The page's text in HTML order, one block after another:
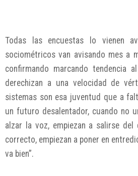
Todas las encuestas lo vienen
sociométricos van avisando mes a
confirmando marcando tendencia
derechizan a una velocidad de
sistemas son esa juventud que a
un futuro desalentador, cuando no
alzar la voz, empiezan a salirse del
correcto, empiezan a poner en
va bien”.